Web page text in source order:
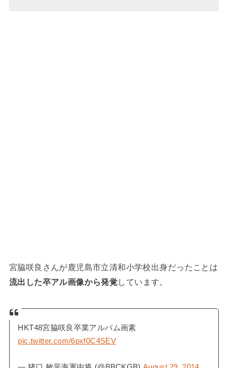
宮脇咲良さんが鹿児島市立清和小学校出身だったことは
流出した卒アル画像から発覚しています。
HKT48宮脇咲良卒業アルバム画素
pic.twitter.com/6pxf0C4SEV